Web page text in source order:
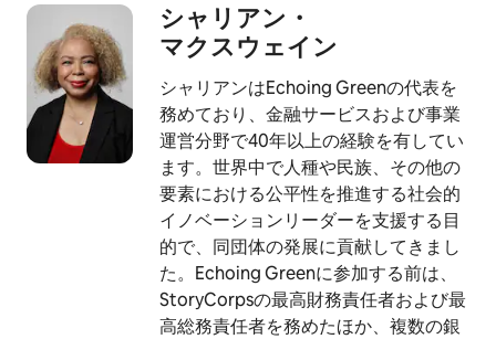
シャリアン・
マ⁠ク⁠ス⁠ウ⁠ェ⁠イ⁠ン
シャリアンはEchoing Greenの代表を
務めており、金融サービスおよび事業
運営分野で40年以上の経験を有してい
ます。世界中で人種や民族、その他の
要素における公平性を推進する社会的
イノベーションリーダーを支援する目
的で、同団体の発展に貢献してきまし
た。Echoing Greenに参加する前は、
StoryCorpsの最高財務責任者および最
高総務責任者を務めたほか、複数の銀